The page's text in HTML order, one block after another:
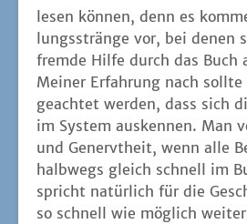
lesen kön­nen, denn es
lungs­strän­ge vor, bei denen
frem­de Hil­fe durch das Buch
Mei­ner Erfah­rung nach soll­te
geach­tet wer­den, dass sich
im Sys­tem aus­ken­nen. Man
und Genervt­heit, wenn alle
halb­wegs gleich schnell im
spricht natür­lich für die
so schnell wie mög­lich